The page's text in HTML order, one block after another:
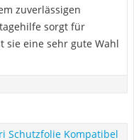
zuverlässigen
sorgt für
sie eine sehr gute Wahl
Schutzfolie Kompatibel